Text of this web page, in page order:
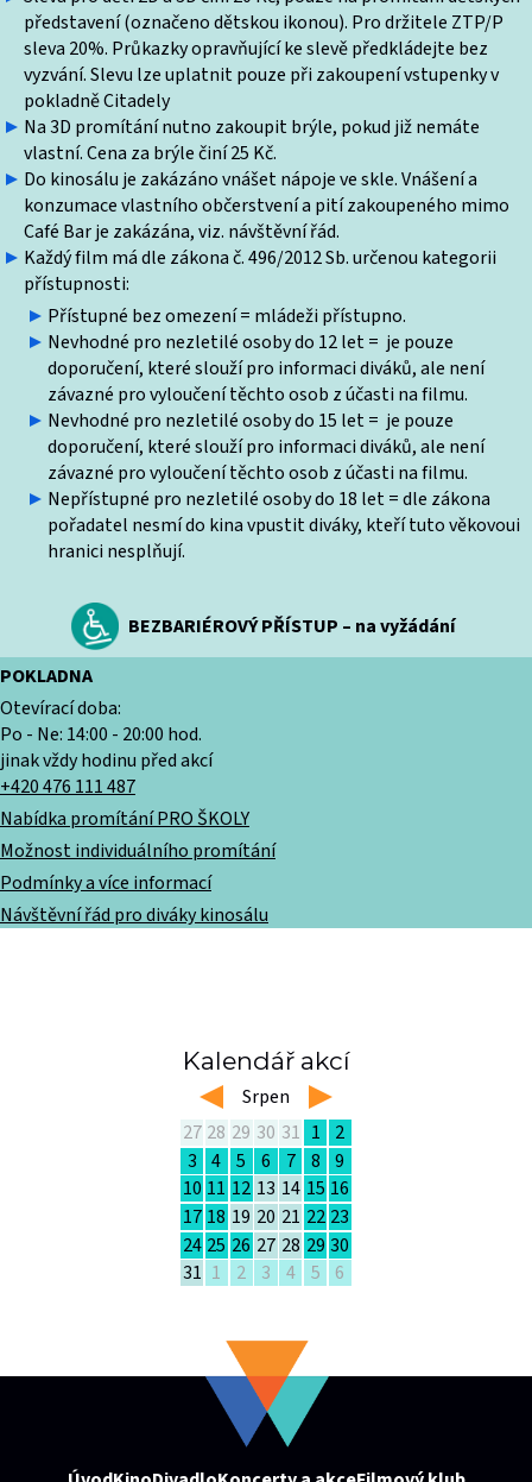
představení (označeno dětskou ikonou). Pro držitele ZTP/P
sleva 20%. Průkazky opravňující ke slevě předkládejte bez
vyzvání. Slevu lze uplatnit pouze při zakoupení vstupenky v
pokladně Citadely
Na 3D promítání nutno zakoupit brýle, pokud již nemáte
vlastní. Cena za brýle činí 25 Kč.
Do kinosálu je zakázáno vnášet nápoje ve skle. Vnášení a
konzumace vlastního občerstvení a pití zakoupeného mimo
Café Bar je zakázána, viz. návštěvní řád.
Každý film má dle zákona č. 496/2012 Sb. určenou kategorii
přístupnosti:
Přístupné bez omezení = mládeži přístupno.
Nevhodné pro nezletilé osoby do 12 let = je pouze
doporučení, které slouží pro informaci diváků, ale není
závazné pro vyloučení těchto osob z účasti na filmu.
Nevhodné pro nezletilé osoby do 15 let = je pouze
doporučení, které slouží pro informaci diváků, ale není
závazné pro vyloučení těchto osob z účasti na filmu.
Nepřístupné pro nezletilé osoby do 18 let = dle zákona
pořadatel nesmí do kina vpustit diváky, kteří tuto věkovoui
hranici nesplňují.
BEZBARIÉROVÝ PŘÍSTUP – na vyžádání
POKLADNA
Otevírací doba:
Po - Ne: 14:00 - 20:00 hod.
jinak vždy hodinu před akcí
+420 476 111 487
Nabídka promítání PRO ŠKOLY
Možnost individuálního promítání
Podmínky a více informací
Návštěvní řád pro diváky kinosálu
Kalendář akcí
left Srpen right
27 28 29 30 31 1
2
3
4 5 6 7 8
9
10 11 12 13 14 15 16
17 18 19 20 21 22 23
24 25 26 27 28 29 30
31 1 2 3 4 5 6